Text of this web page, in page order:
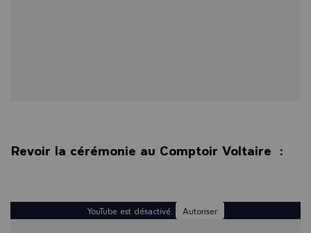
Revoir la cérémonie au Comptoir Voltaire :
YouTube est désactivé. Autoriser